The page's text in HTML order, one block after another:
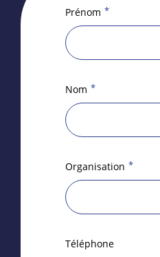
Prénom *
Nom *
Organisation *
Téléphone